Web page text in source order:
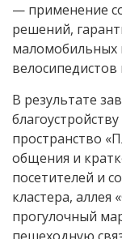
— применение
решений,
маломобильных
велосипедистов
В результате
пространство
общения и
посетителей и
кластера,
прогулочный